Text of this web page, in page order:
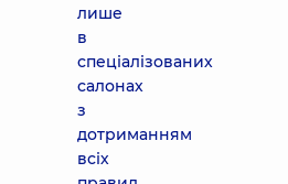
лише
в
спеціалізованих
салонах
з
дотриманням
всіх